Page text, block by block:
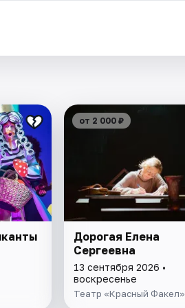
от 2 000 ₽
Дорогая Елена
Сергеевна
13 сентября 2026 •
воскресенье
Театр «Красный Факел»